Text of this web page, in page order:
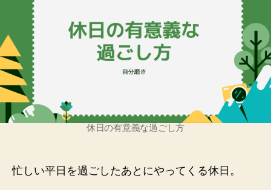
休日の有意義な過ごし方
忙しい平日を過ごしたあとにやってくる休日。